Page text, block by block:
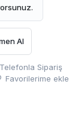
Al
Telefonla Sipariş
Favorilerime ekle